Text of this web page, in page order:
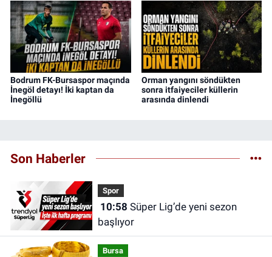
Bodrum FK-Bursaspor maçında
İnegöl detayı! İki kaptan da
İnegöllü
Orman yangını söndükten
sonra itfaiyeciler küllerin
arasında dinlendi
Son Haberler
Spor
10:58
başlıyor
Bursa